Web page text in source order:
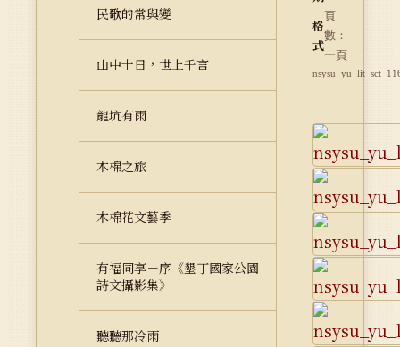
民歌的常與變
山中十日，世上千言
龍坑有雨
木棉之旅
木棉花文藝季
有福同享－序《墾丁國家公園
詩文攝影集》
聽聽那冷雨
格
式
頁
數：
一頁